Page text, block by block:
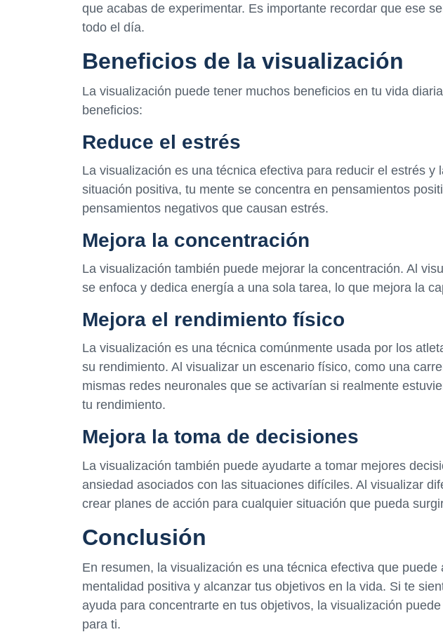
que acabas de experimentar. Es importante recordar que ese
todo el día.
Beneficios de la visualización
La visualización puede tener muchos beneficios en tu vida
beneficios:
Reduce el estrés
La visualización es una técnica efectiva para reducir el estrés y
situación positiva, tu mente se concentra en pensamientos
pensamientos negativos que causan estrés.
Mejora la concentración
La visualización también puede mejorar la concentración. Al
se enfoca y dedica energía a una sola tarea, lo que mejora la
Mejora el rendimiento físico
La visualización es una técnica comúnmente usada por los
su rendimiento. Al visualizar un escenario físico, como una
mismas redes neuronales que se activarían si realmente
tu rendimiento.
Mejora la toma de decisiones
La visualización también puede ayudarte a tomar mejores
ansiedad asociados con las situaciones difíciles. Al visualizar
crear planes de acción para cualquier situación que pueda
Conclusión
En resumen, la visualización es una técnica efectiva que puede
mentalidad positiva y alcanzar tus objetivos en la vida. Si te
ayuda para concentrarte en tus objetivos, la visualización
para ti.